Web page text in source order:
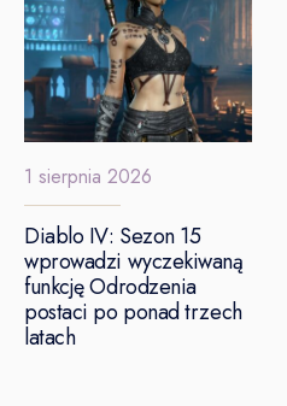
1 sierpnia 2026
Diablo IV: Sezon 15
wprowadzi wyczekiwaną
funkcję Odrodzenia
postaci po ponad trzech
latach